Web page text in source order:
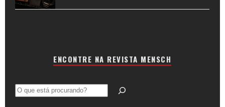
ENCONTRE NA REVISTA MENSCH
Pesquisar